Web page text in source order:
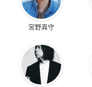
宮野真守